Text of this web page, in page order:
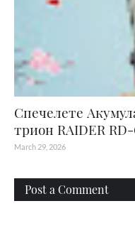
Спечелете
трион RAIDER RD-
March 29, 2026
Post a Comment